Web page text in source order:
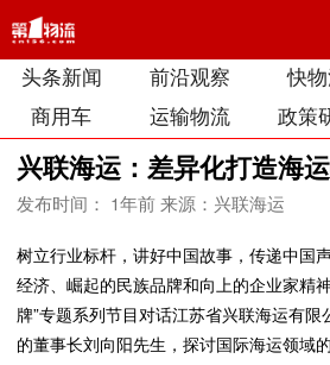
头条新闻 前沿观察 快
商用车
运输物流 政策
兴联海运：差异化打造海
发布时间： 1年前来源：兴联海运
树立行业标杆，讲好中国故事，传递中国
经济、崛起的民族品牌和向上的企业家精
牌”专题系列节目对话江苏省兴联海运有限
的董事长刘向阳先生，探讨国际海运领域